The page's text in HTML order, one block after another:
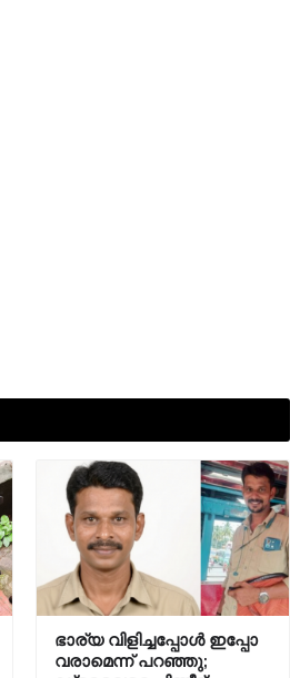
ഭാര്യ വിളിച്ചപ്പോള്‍ ഇപ്പോ
വരാമെന്ന് പറഞ്ഞു;